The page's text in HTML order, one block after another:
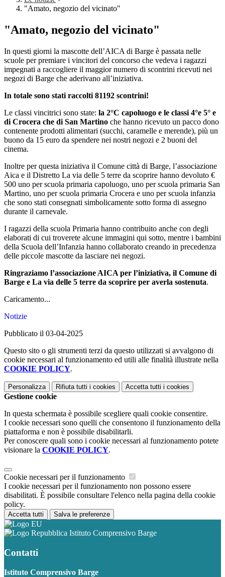
"Amato, negozio del vicinato"
"Amato, negozio del vicinato"
In questi giorni la mascotte dell’AICA di Barge è passata nelle
scuole per premiare i vincitori del concorso che vedeva i ragazzi
impegnati a raccogliere il maggior numero di scontrini ricevuti nei
negozi di Barge che aderivano all’iniziativa.
In totale sono stati raccolti 81192 scontrini!
Le classi vincitrici sono state: la 2°C capoluogo e le classi 4°e 5° e
di Crocera che di San Martino che hanno ricevuto un pacco dono
contenente prodotti alimentari (succhi, caramelle e merende), più un
buono da 15 euro da spendere nei nostri negozi e 2 buoni del
cinema.
Inoltre per questa iniziativa il Comune città di Barge, l’associazione
Aica e il Distretto La via delle 5 terre da scoprire hanno devoluto €
500 uno per scuola primaria capoluogo, uno per scuola primaria San
Martino, uno per scuola primaria Crocera e uno per scuola infanzia
che sono stati consegnati simbolicamente sotto forma di assegno
durante il carnevale.
I ragazzi della scuola Primaria hanno contribuito anche con degli
elaborati di cui troverete alcune immagini qui sotto, mentre i bambini
della Scuola dell’Infanzia hanno collaborato creando in precedenza
delle piccole mascotte da lasciare nei negozi.
Ringraziamo l’associazione AICA per l’iniziativa, il Comune di
Barge e La via delle 5 terre da scoprire per averla sostenuta.
Caricamento...
Notizie
Pubblicato il 03-04-2025
Questo sito o gli strumenti terzi da questo utilizzati si avvalgono di
cookie necessari al funzionamento ed utili alle finalità illustrate nella
COOKIE POLICY.
Personalizza Rifiuta tutti i cookies Accetta tutti i cookies
Gestione cookie
In questa schermata è possibile scegliere quali cookie consentire.
I cookie necessari sono quelli che consentono il funzionamento della
piattaforma e non è possibile disabilitarli.
Per conoscere quali sono i cookie necessari al funzionamento potete
visionare la COOKIE POLICY.
Cookie necessari per il funzionamento
I cookie necessari per il funzionamento non possono essere
disabilitati. È possibile consultare l'elenco nella pagina della cookie
policy.
Accetta tutti Salva le preferenze
Istituto Comprensivo Barge
Contatti
Istituto Comprensivo Barge